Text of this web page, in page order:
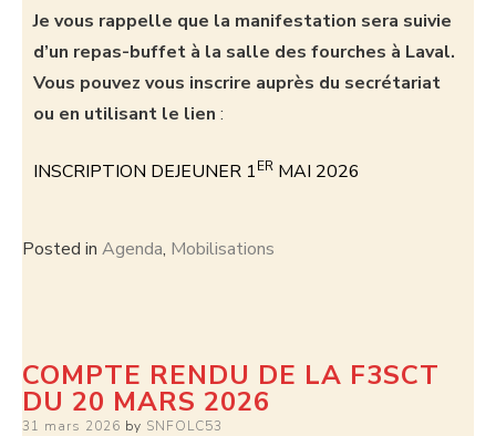
Je vous rappelle que la manifestation sera suivie
d’un repas-buffet à la salle des fourches à Laval.
Vous pouvez vous inscrire auprès du secrétariat
ou en utilisant le lien :
INSCRIPTION DEJEUNER 1ER MAI 2026
Posted in Agenda, Mobilisations
COMPTE RENDU DE LA F3SCT
DU 20 MARS 2026
31 mars 2026 by SNFOLC53